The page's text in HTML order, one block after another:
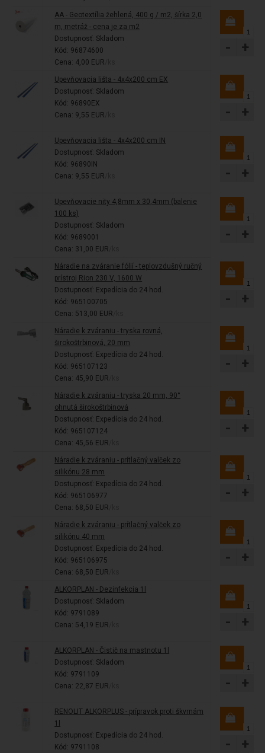
AA - Geotextília žehlená, 400 g / m2, šírka 2,0
m, metráž - cena je za m2
Dostupnosť: Skladom
Kód: 96874600
Cena: 4,00 EUR
- +
Upevňovacia lišta - 4x4x200 cm EX
Dostupnosť: Skladom
Kód: 96890EX
Cena: 9,55 EUR
- +
Upevňovacia lišta - 4x4x200 cm IN
Dostupnosť: Skladom
Kód: 96890IN
Cena: 9,55 EUR
- +
Upevňovacie nity 4,8mm x 30,4mm (balenie
100 ks)
Dostupnosť: Skladom
Kód: 9689001
Cena: 31,00 EUR
- +
Náradie na zváranie fólií - teplovzdušný ručný
prístroj Rion 230 V, 1600 W
Dostupnosť: Expedícia do 24 hod.
Kód: 965100705
Cena: 513,00 EUR
- +
Náradie k zváraniu - tryska rovná,
širokoštrbinová, 20 mm
Dostupnosť: Expedícia do 24 hod.
Kód: 965107123
Cena: 45,90 EUR
- +
Náradie k zváraniu - tryska 20 mm, 90°
ohnutá širokoštrbinová
Dostupnosť: Expedícia do 24 hod.
Kód: 965107124
Cena: 45,56 EUR
- +
Náradie k zváraniu - prítlačný valček zo
silikónu 28 mm
Dostupnosť: Expedícia do 24 hod.
Kód: 965106977
Cena: 68,50 EUR
- +
Náradie k zváraniu - prítlačný valček zo
silikónu 40 mm
Dostupnosť: Expedícia do 24 hod.
Kód: 965106975
Cena: 68,50 EUR
- +
ALKORPLAN - Dezinfekcia 1l
Dostupnosť: Skladom
Kód: 9791089
Cena: 54,19 EUR
- +
ALKORPLAN - Čistič na mastnotu 1l
Dostupnosť: Skladom
Kód: 9791109
Cena: 22,87 EUR
- +
RENOLIT ALKORPLUS - prípravok proti škvrnám
1l
Dostupnosť: Expedícia do 24 hod.
Kód: 9791108
- +